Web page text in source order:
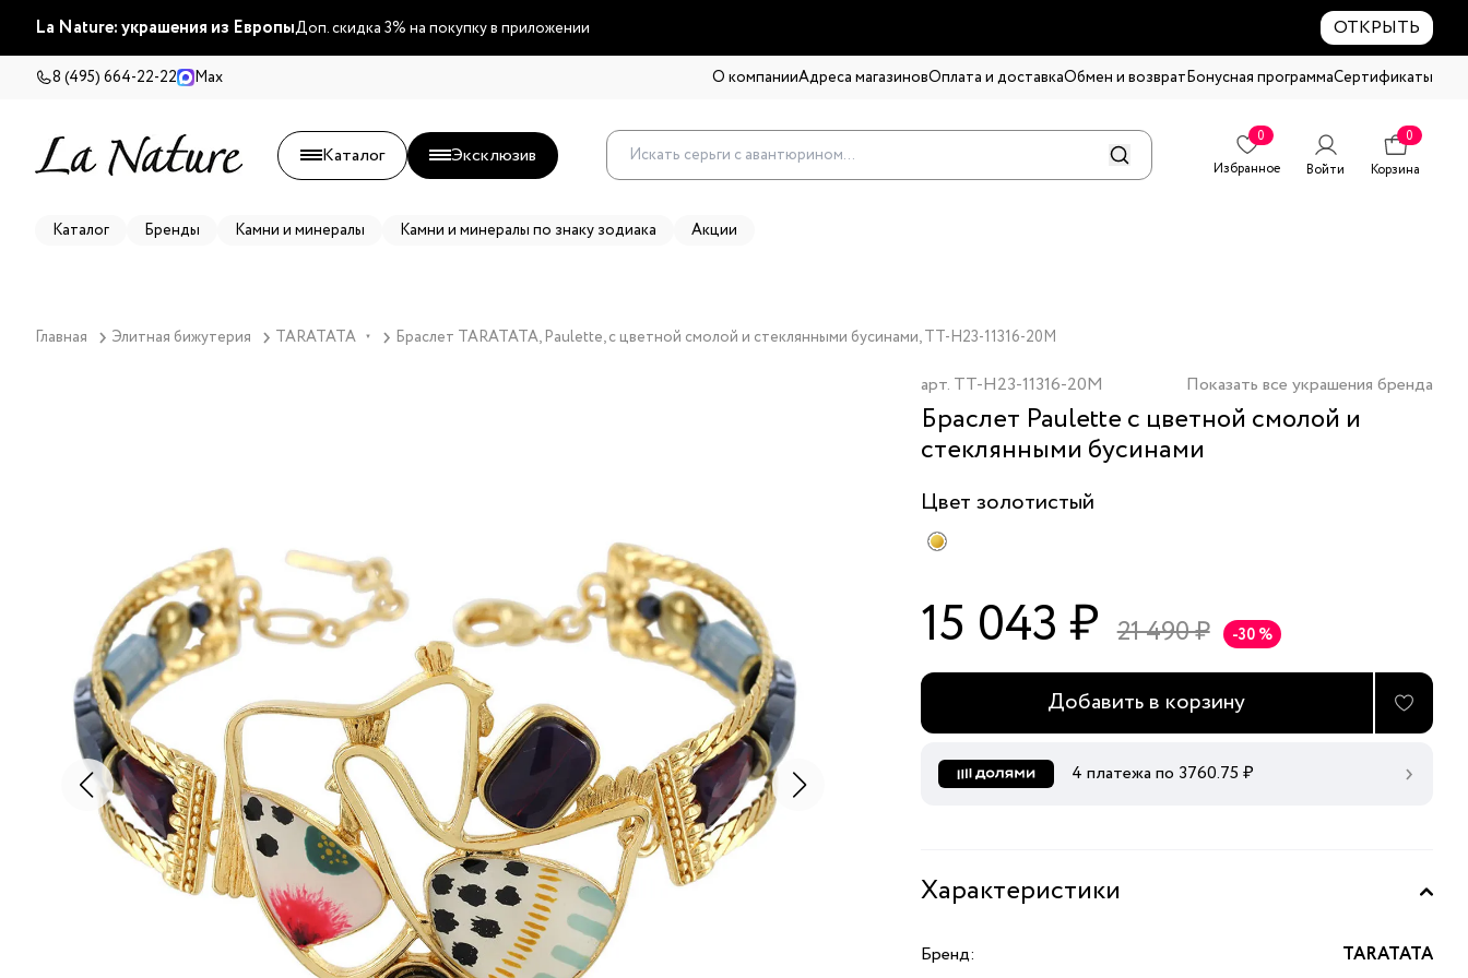
La Nature: украшения из ЕвропыДоп. скидка 3% на покупку в приложении ОТКРЫТЬ
8 (495) 664-22-22 Max О компанииАдреса магазиновОплата и доставкаОбмен и возвратБонусная программаСертификаты
Каталог Эксклюзив
0
Избранное
Войти
0
Корзина
Каталог Бренды Камни и минералы Камни и минералы по знаку зодиака Акции
Главная Элитная бижутерия TARATATA ▼ Браслет TARATATA, Paulette, с цветной смолой и стеклянными бусинами, TT-H23-11316-20M
арт. TT-H23-11316-20M Показать все украшения бренда
Браслет Paulette с цветной смолой и
стеклянными бусинами
Цвет золотистый
15 043 ₽ 21 490 ₽ -30 %
Добавить в корзину
4 платежа по 3760.75 ₽
Характеристики
Бренд:
TARATATA